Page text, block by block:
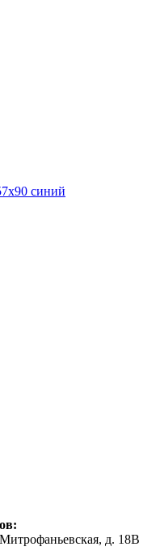
синий
д. 18В